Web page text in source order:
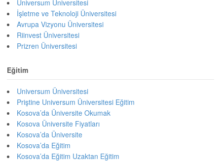
Universum Üniversitesi
İşletme ve Teknoloji Üniversitesi
Avrupa Vizyonu Üniversitesi
Riinvest Üniversitesi
Prizren Üniversitesi
Eğitim
Universum Üniversitesi
Priştine Universum Üniversitesi Eğitim
Kosova’da Üniversite Okumak
Kosova Üniversite Fiyatları
Kosova’da Üniversite
Kosova’da Eğitim
Kosova’da Eğitim Uzaktan Eğitim